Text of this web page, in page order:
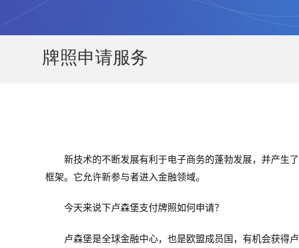
牌照申请服务
新技术的不断发展有利于电子商务的蓬勃发展，并产生
框架。它允许新参与者进入金融领域。
今天来说下卢森堡支付牌照如何申请？
卢森堡是全球金融中心，也是欧盟成员国，有机会获得